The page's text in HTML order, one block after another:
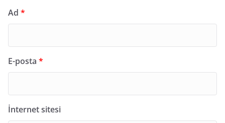
Ad *
E-posta *
İnternet sitesi